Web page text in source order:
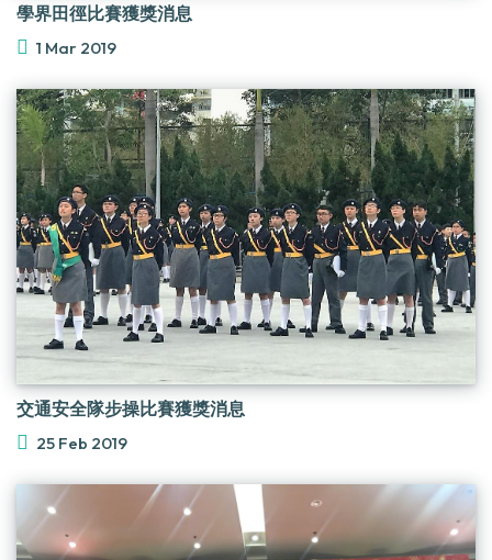
學界田徑比賽獲獎消息
1 Mar 2019
交通安全隊步操比賽獲獎消息
25 Feb 2019